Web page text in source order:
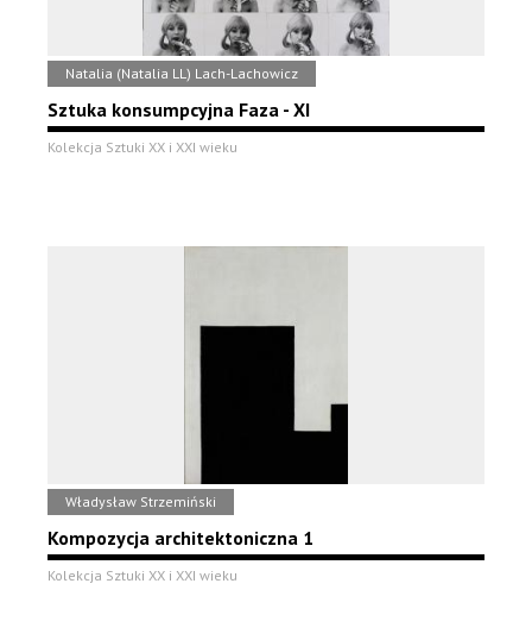
Natalia (Natalia LL) Lach-Lachowicz
Sztuka konsumpcyjna Faza - XI
Kolekcja Sztuki XX i XXI wieku
Władysław Strzemiński
Kompozycja architektoniczna 1
Kolekcja Sztuki XX i XXI wieku